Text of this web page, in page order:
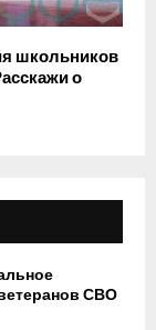
школьников
о
СВО